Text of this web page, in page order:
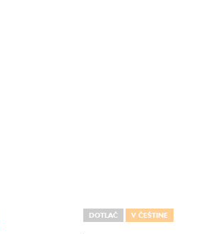
DOTLAČ V ČEŠTINE